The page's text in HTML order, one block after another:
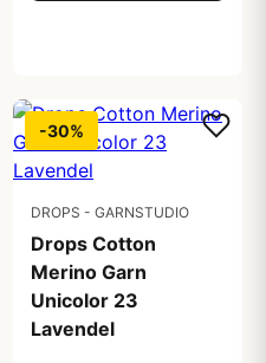
-30%
DROPS - GARNSTUDIO
Drops Cotton
Merino Garn
Unicolor 23
Lavendel